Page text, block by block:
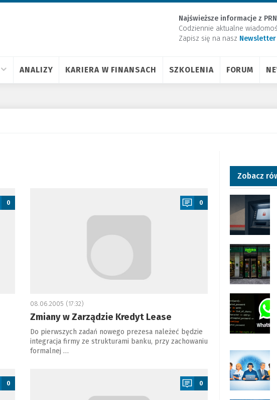
Najświeższe informacje z
Codziennie aktualne
Zapisz się na nasz Newsletter
ANALIZY KARIERA W FINANSACH SZKOLENIA FORUM
0 0
08.06.2005 (17:32)
Zmiany w Zarządzie Kredyt Lease
Do pierwszych zadań nowego prezesa należeć będzie
integracja firmy ze strukturami banku, przy zachowaniu
formalnej …
0 0
Zobacz